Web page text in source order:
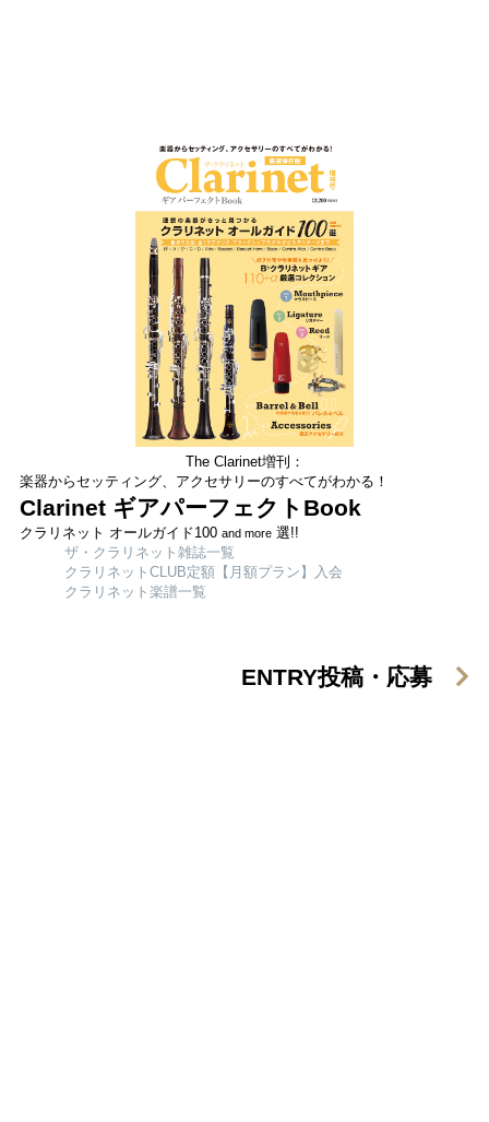
The Clarinet増刊：
楽器からセッティング、アクセサリーのすべてがわかる！
Clarinet ギアパーフェクトBook
クラリネット オールガイド100 and more選!!
ザ・クラリネット雑誌一覧
クラリネットCLUB定額【月額プラン】入会
クラリネット楽譜一覧
ENTRY投稿・応募